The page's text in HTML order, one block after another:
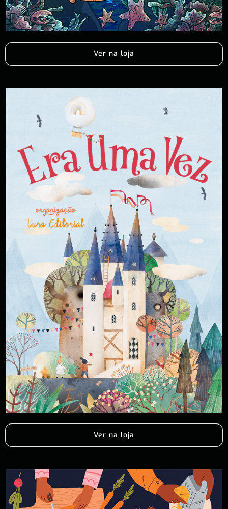
Ver na loja
Ver na loja